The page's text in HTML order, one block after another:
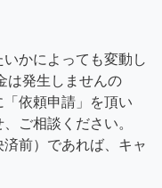
かによっても変動し
は発生しませんの
依頼申請」を頂い
ご相談ください。
前）であれば、キャ